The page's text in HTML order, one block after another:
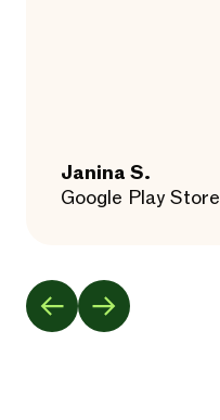
Janina S.
Google Play Store